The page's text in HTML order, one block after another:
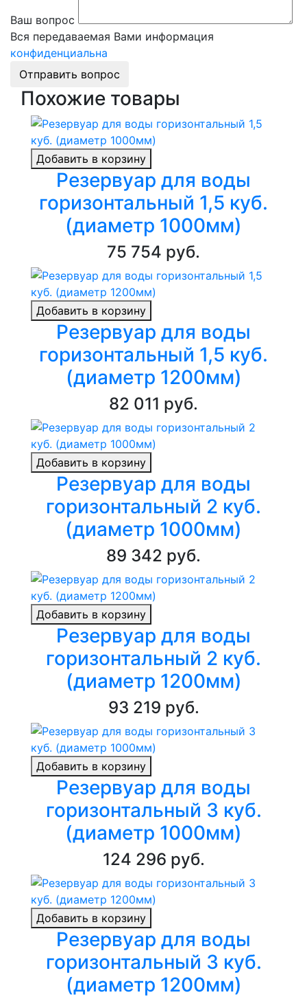
Ваш вопрос
Вся передаваемая Вами информация
конфиденциальна
Отправить вопрос
Похожие товары
Добавить в корзину
Резервуар для воды
горизонтальный 1,5 куб.
(диаметр 1000мм)
75 754 руб.
Добавить в корзину
Резервуар для воды
горизонтальный 1,5 куб.
(диаметр 1200мм)
82 011 руб.
Добавить в корзину
Резервуар для воды
горизонтальный 2 куб.
(диаметр 1000мм)
89 342 руб.
Добавить в корзину
Резервуар для воды
горизонтальный 2 куб.
(диаметр 1200мм)
93 219 руб.
Добавить в корзину
Резервуар для воды
горизонтальный 3 куб.
(диаметр 1000мм)
124 296 руб.
Добавить в корзину
Резервуар для воды
горизонтальный 3 куб.
(диаметр 1200мм)